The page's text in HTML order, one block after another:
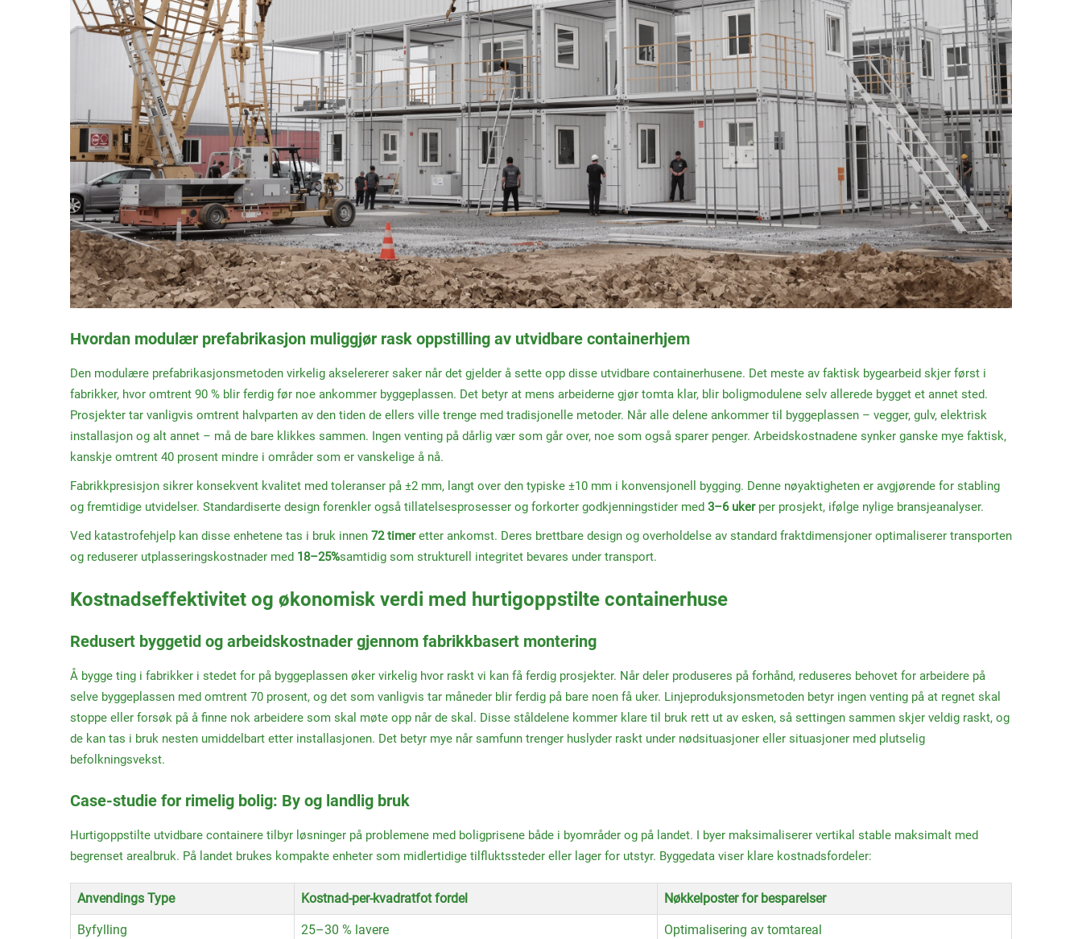
Hvordan modulær prefabrikasjon muliggjør rask oppstilling av utvidbare containerhjem
Den modulære prefabrikasjonsmetoden virkelig akselererer saker når det gjelder å sette opp disse utvidbare containerhusene. Det meste av faktisk bygearbeid skjer først i
fabrikker, hvor omtrent 90 % blir ferdig før noe ankommer byggeplassen. Det betyr at mens arbeiderne gjør tomta klar, blir boligmodulene selv allerede bygget et annet sted.
Prosjekter tar vanligvis omtrent halvparten av den tiden de ellers ville trenge med tradisjonelle metoder. Når alle delene ankommer til byggeplassen – vegger, gulv, elektrisk
installasjon og alt annet – må de bare klikkes sammen. Ingen venting på dårlig vær som går over, noe som også sparer penger. Arbeidskostnadene synker ganske mye faktisk,
kanskje omtrent 40 prosent mindre i områder som er vanskelige å nå.
Fabrikkpresisjon sikrer konsekvent kvalitet med toleranser på ±2 mm, langt over den typiske ±10 mm i konvensjonell bygging. Denne nøyaktigheten er avgjørende for stabling
og fremtidige utvidelser. Standardiserte design forenkler også tillatelsesprosesser og forkorter godkjenningstider med 3–6 uker per prosjekt, ifølge nylige bransjeanalyser.
Ved katastrofehjelp kan disse enhetene tas i bruk innen 72 timeretter ankomst. Deres brettbare design og overholdelse av standard fraktdimensjoner optimaliserer transporten
og reduserer utplasseringskostnader med 18–25%samtidig som strukturell integritet bevares under transport.
Kostnadseffektivitet og økonomisk verdi med hurtigoppstilte containerhuse
Redusert byggetid og arbeidskostnader gjennom fabrikkbasert montering
Å bygge ting i fabrikker i stedet for på byggeplassen øker virkelig hvor raskt vi kan få ferdig prosjekter. Når deler produseres på forhånd, reduseres behovet for arbeidere på
selve byggeplassen med omtrent 70 prosent, og det som vanligvis tar måneder blir ferdig på bare noen få uker. Linjeproduksjonsmetoden betyr ingen venting på at regnet skal
stoppe eller forsøk på å finne nok arbeidere som skal møte opp når de skal. Disse ståldelene kommer klare til bruk rett ut av esken, så settingen sammen skjer veldig raskt, og
de kan tas i bruk nesten umiddelbart etter installasjonen. Det betyr mye når samfunn trenger huslyder raskt under nødsituasjoner eller situasjoner med plutselig
befolkningsvekst.
Case-studie for rimelig bolig: By og landlig bruk
Hurtigoppstilte utvidbare containere tilbyr løsninger på problemene med boligprisene både i byområder og på landet. I byer maksimaliserer vertikal stable maksimalt med
begrenset arealbruk. På landet brukes kompakte enheter som midlertidige tilfluktssteder eller lager for utstyr. Byggedata viser klare kostnadsfordeler:
Anvendings Type Kostnad-per-kvadratfot fordel Nøkkelposter for besparelser
Byfylling 25–30 % lavere Optimalisering av tomtareal